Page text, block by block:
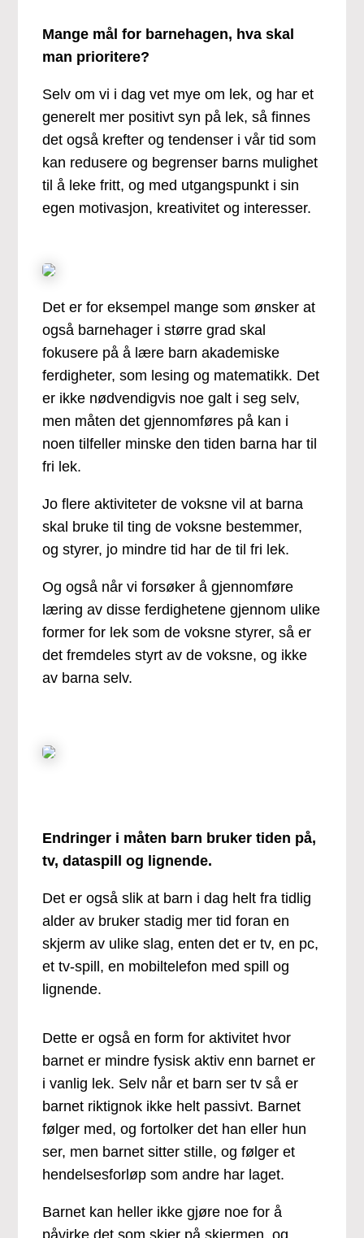
Mange mål for barnehagen, hva skal
man prioritere?
Selv om vi i dag vet mye om lek, og har et
generelt mer positivt syn på lek, så finnes
det også krefter og tendenser i vår tid som
kan redusere og begrenser barns mulighet
til å leke fritt, og med utgangspunkt i sin
egen motivasjon, kreativitet og interesser.
Det er for eksempel mange som ønsker at
også barnehager i større grad skal
fokusere på å lære barn akademiske
ferdigheter, som lesing og matematikk. Det
er ikke nødvendigvis noe galt i seg selv,
men måten det gjennomføres på kan i
noen tilfeller minske den tiden barna har til
fri lek.
Jo flere aktiviteter de voksne vil at barna
skal bruke til ting de voksne bestemmer,
og styrer, jo mindre tid har de til fri lek.
Og også når vi forsøker å gjennomføre
læring av disse ferdighetene gjennom ulike
former for lek som de voksne styrer, så er
det fremdeles styrt av de voksne, og ikke
av barna selv.
Endringer i måten barn bruker tiden på,
tv, dataspill og lignende.
Det er også slik at barn i dag helt fra tidlig
alder av bruker stadig mer tid foran en
skjerm av ulike slag, enten det er tv, en pc,
et tv-spill, en mobiltelefon med spill og
lignende.
Dette er også en form for aktivitet hvor
barnet er mindre fysisk aktiv enn barnet er
i vanlig lek. Selv når et barn ser tv så er
barnet riktignok ikke helt passivt. Barnet
følger med, og fortolker det han eller hun
ser, men barnet sitter stille, og følger et
hendelsesforløp som andre har laget.
Barnet kan heller ikke gjøre noe for å
påvirke det som skjer på skjermen, og